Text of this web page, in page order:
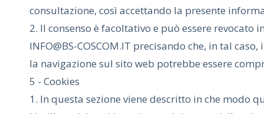
consultazione, così accettando la presente
2. Il consenso è facoltativo e può essere
INFO@BS-COSCOM.IT precisando che, in tal
la navigazione sul sito web potrebbe essere
5 - Cookies
1. In questa sezione viene descritto in che modo